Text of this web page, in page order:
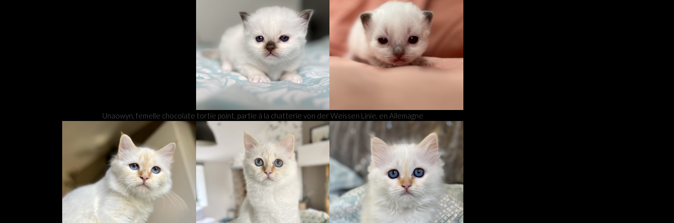
Unaowyn, femelle chocolate tortie point, partie à la chatterie von der Weissen Linie, en Allemagne